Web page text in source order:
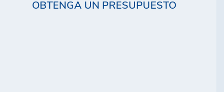
OBTENGA UN PRESUPUESTO